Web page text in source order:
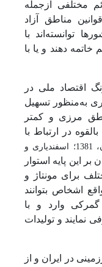
مختلفی ازجمله
مناطق آزاد
توانسته‌اند با
خاتمه دهند و یا با
اقتصاد ملی در
به‌منظور تسهیل
مرزی و کمتر
در ارتباط با
(کامران، 1381؛ اسفندیاری و
بر این پایه استوار
برای مونتاژ و
اشخاص بتوانند
گمرکی وارد و با
نمایند و تولیدات
در ایران و از